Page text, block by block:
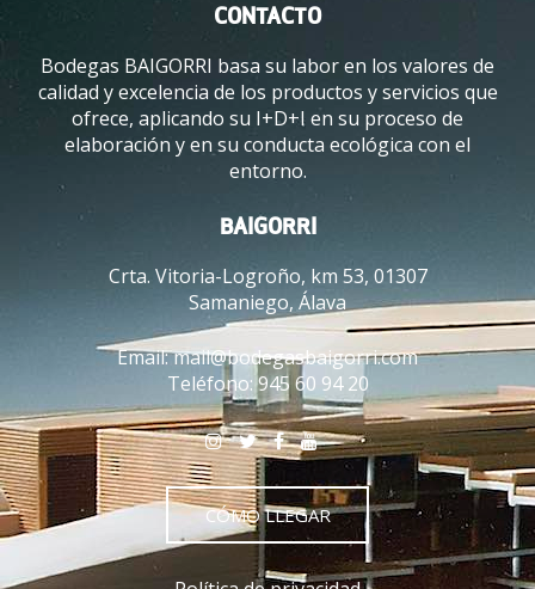
CONTACTO
Bodegas BAIGORRI basa su labor en los valores de
calidad y excelencia de los productos y servicios que
ofrece, aplicando su I+D+I en su proceso de
elaboración y en su conducta ecológica con el
entorno.
BAIGORRI
Crta. Vitoria-Logroño, km 53, 01307
Samaniego, Álava
Email:mail@bodegasbaigorri.com
Teléfono:945 60 94 20
CÓMO LLEGAR